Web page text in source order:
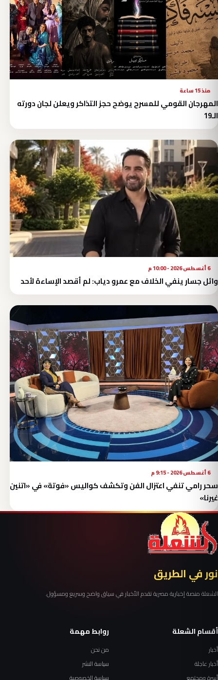
منذ 15 ساعة
المهرجان القومي للمسرح يوضح حجز التذاكر ويعلن لجان دورته
الـ19
6 أغسطس 2026 - 10:00 م
وائل جسار ينفي الخلاف مع عمرو دياب: لم أقصد الإساءة لأحد
6 أغسطس 2026 - 9:15 م
سحر رامي تنفي اعتزال الفن وتكشف كواليس «فوتة» في «اتنين
غيرنا»
نور في الطريق
الشعلة منصة إخبارية مصرية تقدم الأخبار في سياق واضح وسريع ومسؤول.
أقسام الشعلة
أخبار
أخبار عاجلة
روابط مهمة
من نحن
سياسة النشر